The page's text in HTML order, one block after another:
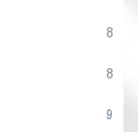
8
8
9